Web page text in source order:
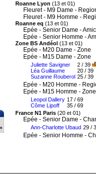
Roanne Lyon (13 et 01)
Fleuret - M9 Dame -
Fleuret - M9 Homme -
Roanne eq (13 et 01)
Epée - Senior Dame -
Epée - Senior Homme -
Zone BS Andéol (13 et 01)
Epée - M20 Dame - Zone
Epée - M15 Dame - Zone
Juliette Savigner
Léa Guillaume
Suzanne Rouberol
2 / 39
20 / 39
25 / 39
Epée - M20 Homme -
Epée - M15 Homme - Zone
Leopol Dallery
Côme Lipoff
17 / 69
35 / 69
France N1 Paris (20 et 01)
Epée - Senior Dame -
Ann-Charlotte Ubaud 29 /
Epée - Senior Homme -